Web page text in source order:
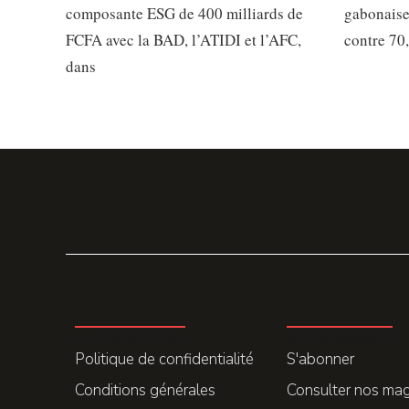
composante ESG de 400 milliards de
FCFA avec la BAD, l’ATIDI et l’AFC,
dans
contre
Politique de confidentialité
Conditions générales
S'abonner
Consulter nos